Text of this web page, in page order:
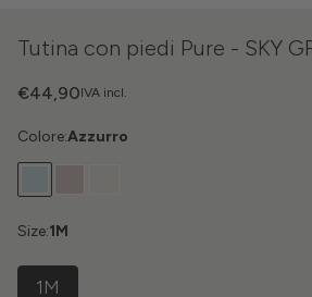
Tutina con piedi Pure - SKY
IVA incl.
€44,90
Colore:Azzurro
Size:1M
1M